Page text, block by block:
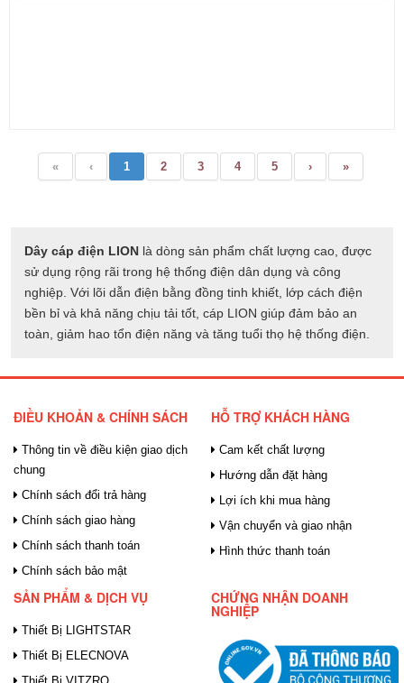
« ‹ 1 2 3 4 5 › »
Dây cáp điện LION là dòng sản phẩm chất lượng cao, được
sử dụng rộng rãi trong hệ thống điện dân dụng và công
nghiệp. Với lõi dẫn điện bằng đồng tinh khiết, lớp cách điện
bền bỉ và khả năng chịu tải tốt, cáp LION giúp đảm bảo an
toàn, giảm hao tổn điện năng và tăng tuổi thọ hệ thống điện.
ĐIỀU KHOẢN & CHÍNH SÁCH
Thông tin về điều kiện giao dịch
chung
Chính sách đổi trả hàng
Chính sách giao hàng
Chính sách thanh toán
Chính sách bảo mật
HỖ TRỢ KHÁCH HÀNG
Cam kết chất lượng
Hướng dẫn đặt hàng
Lợi ích khi mua hàng
Vận chuyển và giao nhận
Hình thức thanh toán
SẢN PHẨM & DỊCH VỤ
Thiết Bị LIGHTSTAR
Thiết Bị ELECNOVA
CHỨNG NHẬN DOANH
NGHIỆP